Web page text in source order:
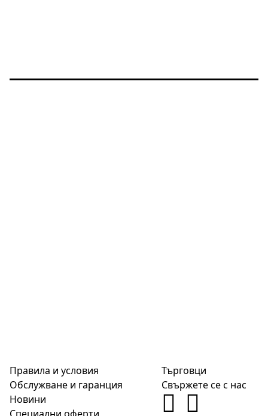
Правила и условия
Обслужване и гаранция
Новини
Търговци
Свържете се с нас